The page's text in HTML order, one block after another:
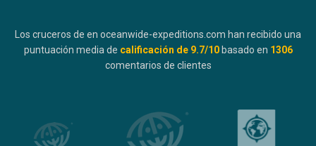
Los cruceros de en oceanwide-expeditions.com han recibido una
puntuación media de calificación de 9.7/10 basado en 1306
comentarios de clientes